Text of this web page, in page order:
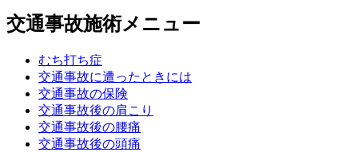
交通事故施術メニュー
むち打ち症
交通事故に遭ったときには
交通事故の保険
交通事故後の肩こり
交通事故後の腰痛
交通事故後の頭痛